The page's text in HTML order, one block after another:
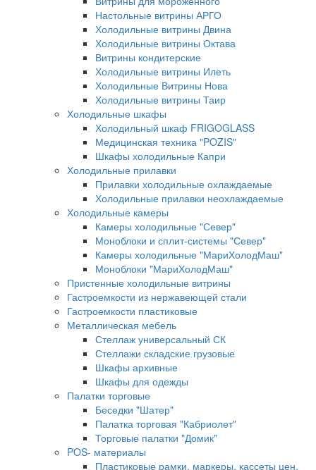
Настольные витрины АРГО
Холодильные витрины Двина
Холодильные витрины Октава
Витрины кондитерские
Холодильные витрины Илеть
Холодильные Витрины Нова
Холодильные витрины Таир
Холодильные шкафы
Холодильный шкаф FRIGOGLASS
Медицинская техника "POZIS"
Шкафы холодильные Капри
Холодильные прилавки
Прилавки холодильные охлаждаемые
Холодильные прилавки неохлаждаемые
Холодильные камеры
Камеры холодильные "Север"
Моноблоки и сплит-системы "Север"
Камеры холодильные "МариХолодМаш"
Моноблоки "МариХолодМаш"
Пристенные холодильные витрины
Гастроемкости из нержавеющей стали
Гастроемкости пластиковые
Металлическая мебель
Стеллаж универсальный СК
Стеллажи складские грузовые
Шкафы архивные
Шкафы для одежды
Палатки торговые
Беседки "Шатер"
Палатка торговая "Кабриолет"
Торговые палатки "Домик"
POS- материалы
Пластиковые рамки, маркеры, кассеты цен,